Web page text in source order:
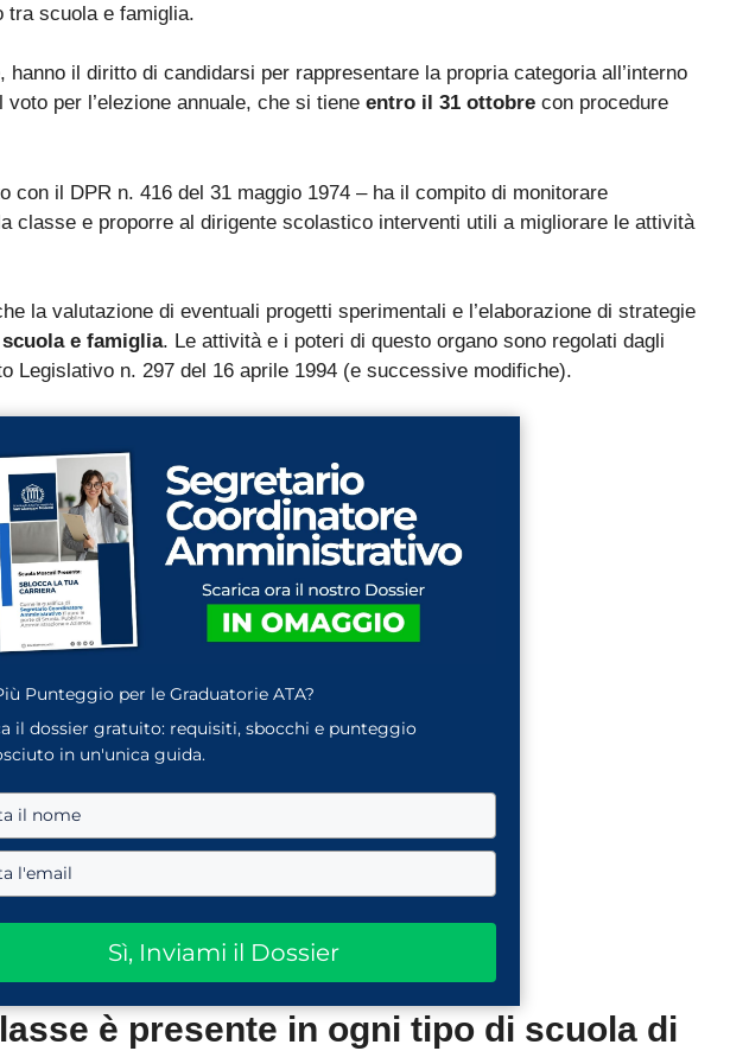
tra scuola e famiglia.
hanno il diritto di candidarsi per rappresentare la propria categoria all’interno
per l’elezione annuale, che si tiene entro il 31 ottobre con procedure
con il DPR n. 416 del 31 maggio 1974 – ha il compito di monitorare
classe e proporre al dirigente scolastico interventi utili a migliorare le attività
la valutazione di eventuali progetti sperimentali e l’elaborazione di strategie
e famiglia. Le attività e i poteri di questo organo sono regolati dagli
Legislativo n. 297 del 16 aprile 1994 (e successive modifiche).
Punteggio per le Graduatorie ATA?
il dossier gratuito: requisiti, sbocchi e punteggio
in un'unica guida.
Sì, Inviami il Dossier
è presente in ogni tipo di scuola di
I titoli che fanno punteggio (OSA, ASACOM, Segretario
Coord., Dattilografia)